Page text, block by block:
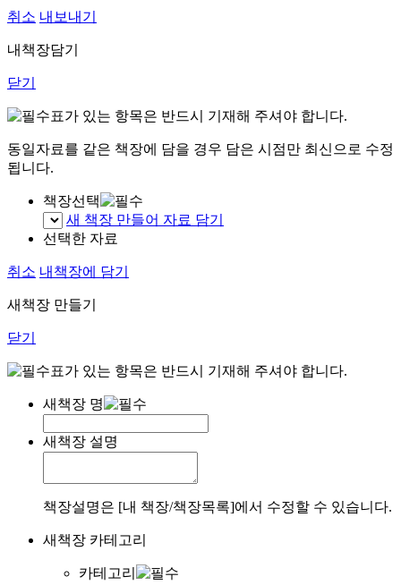
취소 내보내기
내책장담기
닫기
표가 있는 항목은 반드시 기재해 주셔야 합니다.
동일자료를 같은 책장에 담을 경우 담은 시점만 최신으로 수정
됩니다.
책장선택
새 책장 만들어 자료 담기
선택한 자료
취소 내책장에 담기
새책장 만들기
닫기
표가 있는 항목은 반드시 기재해 주셔야 합니다.
새책장 명
새책장 설명
책장설명은 [내 책장/책장목록]에서 수정할 수 있습니다.
새책장 카테고리
카테고리